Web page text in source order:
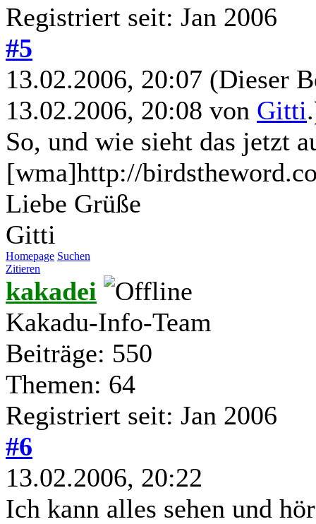
Registriert seit: Jan 2006
#5
13.02.2006, 20:07 (Dieser
13.02.2006, 20:08 von Gitti
So, und wie sieht das jetzt
[wma]http://
Liebe Grüße
Gitti
Homepage Suchen
Zitieren
kakadei
Kakadu-Info-Team
Beiträge: 550
Themen: 64
Registriert seit: Jan 2006
#6
13.02.2006, 20:22
Ich kann alles sehen und